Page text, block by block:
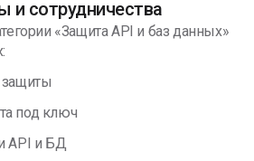
сотрудничества
«Защита API и баз данных»
защиты
под ключ
API и БД